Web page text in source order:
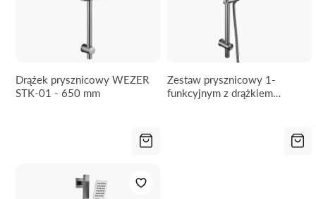
Drążek prysznicowy WEZER
STK-01 - 650 mm
Zestaw prysznicowy 1-
funkcyjnym z drążkiem